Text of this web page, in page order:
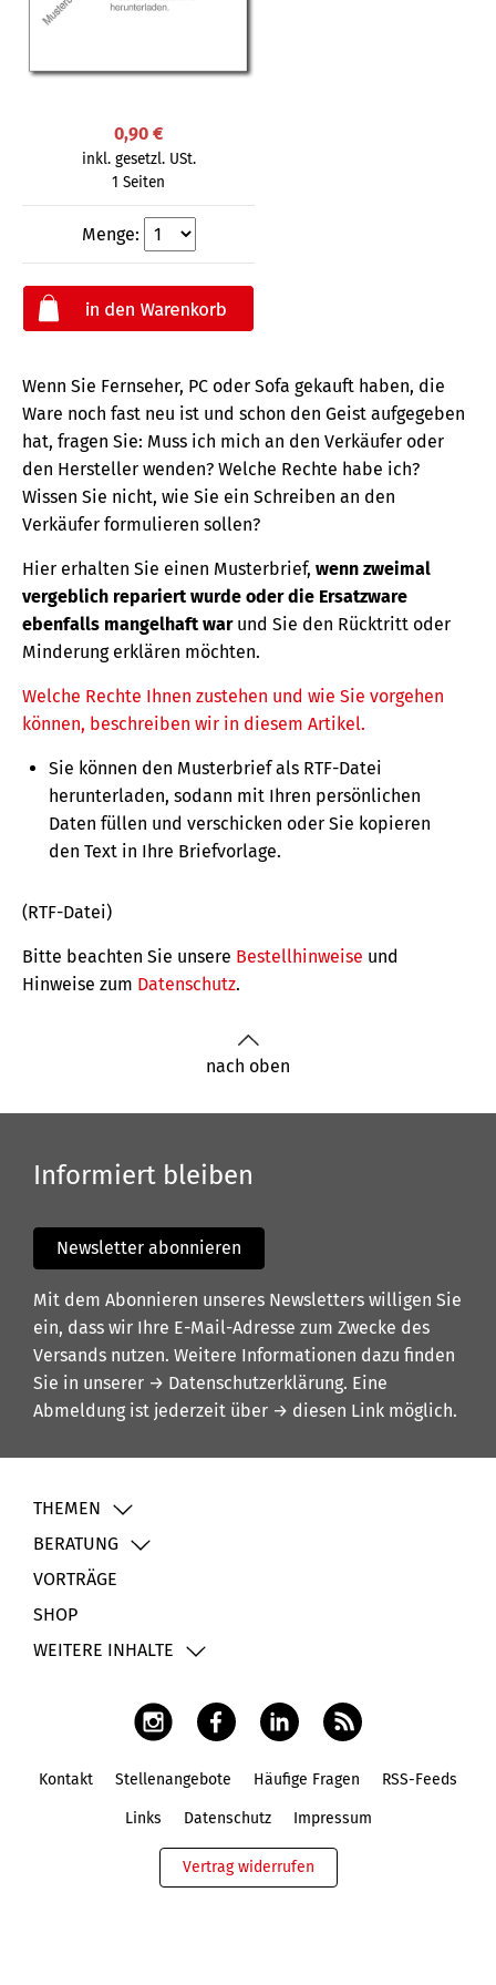
0,90 €
inkl. gesetzl. USt.
1 Seiten
Menge:
Wenn Sie Fernseher, PC oder Sofa gekauft haben, die
Ware noch fast neu ist und schon den Geist aufgegeben
hat, fragen Sie: Muss ich mich an den Verkäufer oder
den Hersteller wenden? Welche Rechte habe ich?
Wissen Sie nicht, wie Sie ein Schreiben an den
Verkäufer formulieren sollen?
Hier erhalten Sie einen Musterbrief, wenn zweimal
vergeblich repariert wurde oder die Ersatzware
ebenfalls mangelhaft war und Sie den Rücktritt oder
Minderung erklären möchten.
Welche Rechte Ihnen zustehen und wie Sie vorgehen
können, beschreiben wir in diesem Artikel.
Sie können den Musterbrief als RTF-Datei
herunterladen, sodann mit Ihren persönlichen
Daten füllen und verschicken oder Sie kopieren
den Text in Ihre Briefvorlage.
(RTF-Datei)
Bitte beachten Sie unsere Bestellhinweise und
Hinweise zum Datenschutz.
nach oben
Informiert bleiben
Newsletter abonnieren
Mit dem Abonnieren unseres Newsletters willigen Sie
ein, dass wir Ihre E-Mail-Adresse zum Zwecke des
Versands nutzen. Weitere Informationen dazu finden
Sie in unserer → Datenschutzerklärung. Eine
Abmeldung ist jederzeit über → diesen Link möglich.
THEMEN
BERATUNG
VORTRÄGE
SHOP
WEITERE INHALTE
Kontakt Stellenangebote Häufige Fragen RSS-Feeds
Links Datenschutz Impressum
Vertrag widerrufen